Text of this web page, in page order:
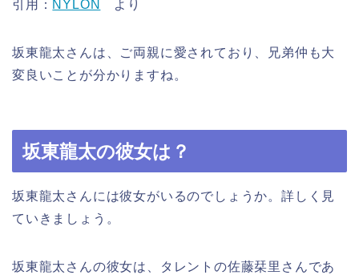
引用： NYLON より
坂東龍太さんは、ご両親に愛されており、兄弟仲も大
変良いことが分かりますね。
坂東龍太の彼女は？
坂東龍太さんには彼女がいるのでしょうか。詳しく見
ていきましょう。
坂東龍太さんの彼女は、タレントの佐藤栞里さんであ